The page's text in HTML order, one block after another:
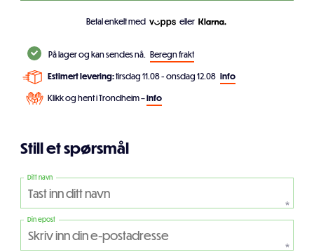
Betal enkelt med eller
På lager og kan sendes nå. Beregn frakt
Estimert levering:tirsdag 11.08 - onsdag 12.08 info
Klikk og hent i Trondheim –info
Still et spørsmål
Ditt navn
*
Din epost
*